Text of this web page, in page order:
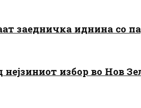
заедничка иднина со
нејзиниот избор во Нов